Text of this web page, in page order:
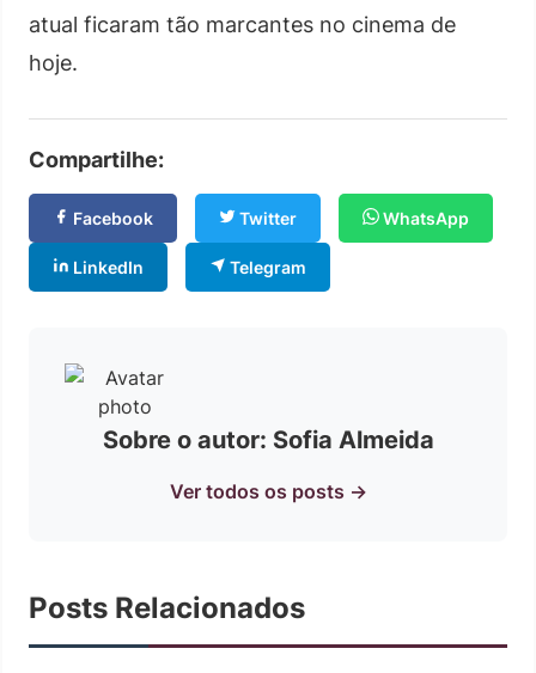
atual ficaram tão marcantes no cinema de
hoje.
Compartilhe:
Facebook Twitter WhatsApp
LinkedIn Telegram
Sobre o autor: Sofia Almeida
Ver todos os posts →
Posts Relacionados